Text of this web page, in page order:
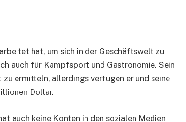
hat, um sich in der Geschäftswelt zu
auch für Kampfsport und Gastronomie. Sein
ermitteln, allerdings verfügen er und seine
Dollar.
auch keine Konten in den sozialen Medien